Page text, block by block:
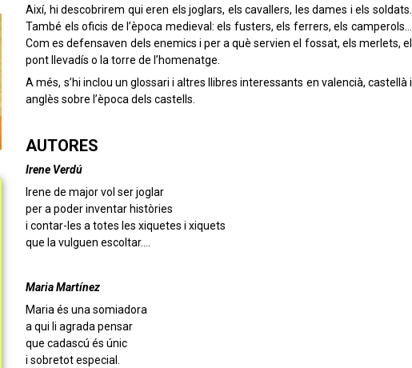
Així, hi descobrirem qui eren els joglars, els cavallers, les dames i els soldats.
També els oficis de l’època medieval: els fusters, els ferrers, els camperols…
Com es defensaven dels enemics i per a què servien el fossat, els merlets, el
pont llevadís o la torre de l’homenatge.
A més, s’hi inclou un glossari i altres llibres interessants en valencià, castellà i
anglès sobre l’època dels castells.
AUTORES
Irene Verdú
Irene de major vol ser joglar
per a poder inventar històries
i contar-les a totes les xiquetes i xiquets
que la vulguen escoltar….
Maria Martínez
Maria és una somiadora
a qui li agrada pensar
que cadascú és únic
i sobretot especial.